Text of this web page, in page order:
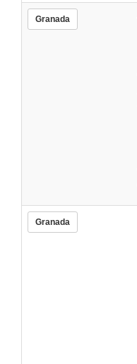
Granada
Granada